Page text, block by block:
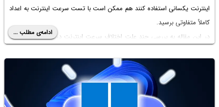
اینترنت یکسانی استفاده کنند هم ممکن است با تست سرعت اینترنتبه اعداد
کاملاً متفاوتی برسید.
در این مقاله به بررسی چند علت اختلاف سرعت اینترنت در گوشی و کامپیوتر
ادامه‌ی مطلب ...